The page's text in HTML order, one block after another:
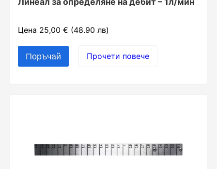
Цена 25,00 € (48.90 лв)
Прочети повече